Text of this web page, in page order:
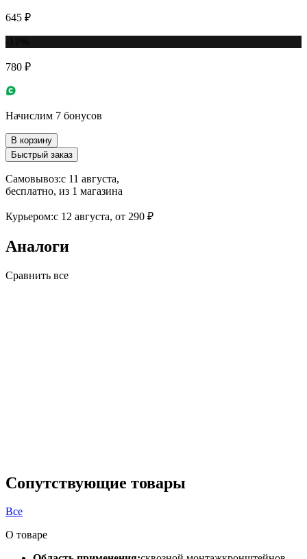
645 ₽
780 ₽
Начислим 7 бонусов
В корзину
Быстрый заказ
Самовывоз:c 11 августа,
бесплатно, из 1 магазина
Курьером:c 12 августа, от 290 ₽
Аналоги
Сравнить все
Сопутствующие товары
Все
О товаре